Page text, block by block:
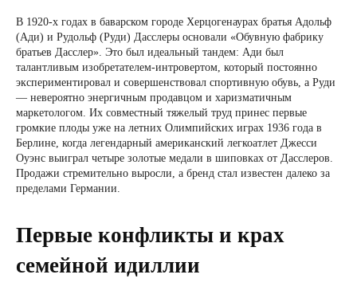
В 1920-х годах в баварском городе Херцогенаурах братья Адольф
(Ади) и Рудольф (Руди) Дасслеры основали «Обувную фабрику
братьев Дасслер». Это был идеальный тандем: Ади был
талантливым изобретателем-интровертом, который постоянно
экспериментировал и совершенствовал спортивную обувь, а Руди
— невероятно энергичным продавцом и харизматичным
маркетологом. Их совместный тяжелый труд принес первые
громкие плоды уже на летних Олимпийских играх 1936 года в
Берлине, когда легендарный американский легкоатлет Джесси
Оуэнс выиграл четыре золотые медали в шиповках от Дасслеров.
Продажи стремительно выросли, а бренд стал известен далеко за
пределами Германии.
Первые конфликты и крах
семейной идиллии